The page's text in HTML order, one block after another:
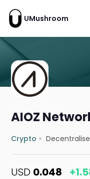
UMushroom
AIOZ
Crypto
USD 0.048